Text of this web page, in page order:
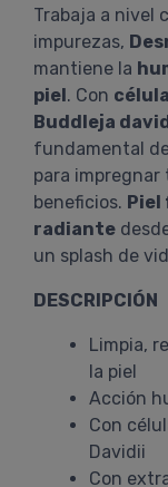
Trabaja a nivel
impurezas,
mantiene la
piel. Con
Buddleja
fundamental
para impregnar
beneficios. Piel
radiante
un splash de
DESCRIPCIÓN
Limpia,
la piel
Acción
Con
Davidii
Con